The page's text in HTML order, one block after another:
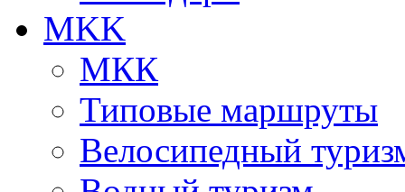
MKK
МКК
Типовые маршруты
Велосипедный